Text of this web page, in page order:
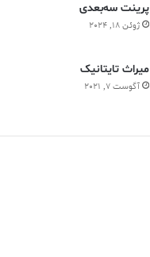
پرینت سه‌بعدی
ژوئن 18, 2024
ميراث تايتانيک
آگوست 7, 2021